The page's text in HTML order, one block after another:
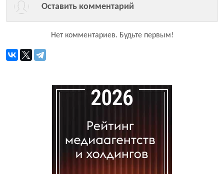
Оставить комментарий
Нет комментариев. Будьте первым!